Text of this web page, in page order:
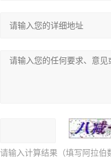
请输入计算结果（填写阿拉伯